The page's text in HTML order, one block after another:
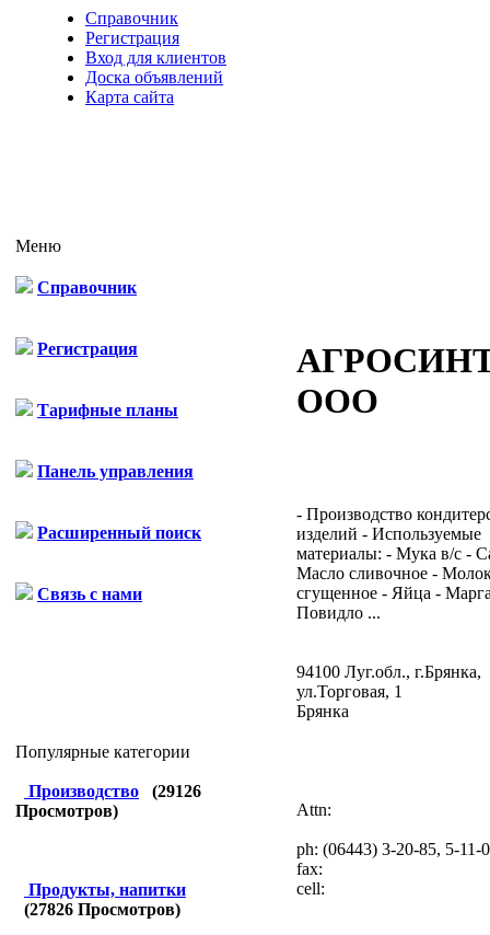
Справочник
Регистрация
Вход для клиентов
Доска объявлений
Карта сайта
Меню
Справочник
Регистрация
Тарифные планы
Панель управления
Расширенный поиск
Связь с нами
Популярные категории
Производство (29126
Просмотров)
Продукты, напитки
(27826 Просмотров)
ООО
- Производство
изделий - Используемые
материалы: - Мука в/с -
Масло сливочное -
сгущенное - Яйца -
Повидло ...
94100 Луг.обл., г.Брянка,
ул.Торговая, 1
Брянка
Attn:
ph: (06443) 3-20-85, 5-11-
fax:
cell: